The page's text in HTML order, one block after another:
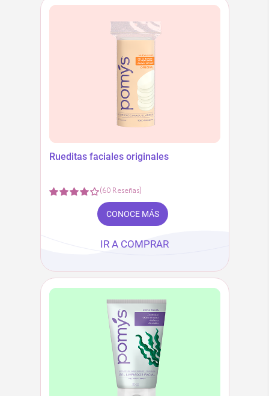
Rueditas faciales originales
(60 Reseñas)
CONOCE MÁS
IR A COMPRAR